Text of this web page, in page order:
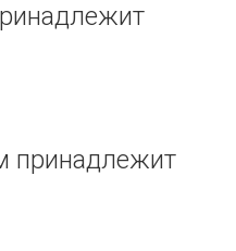
принадлежит